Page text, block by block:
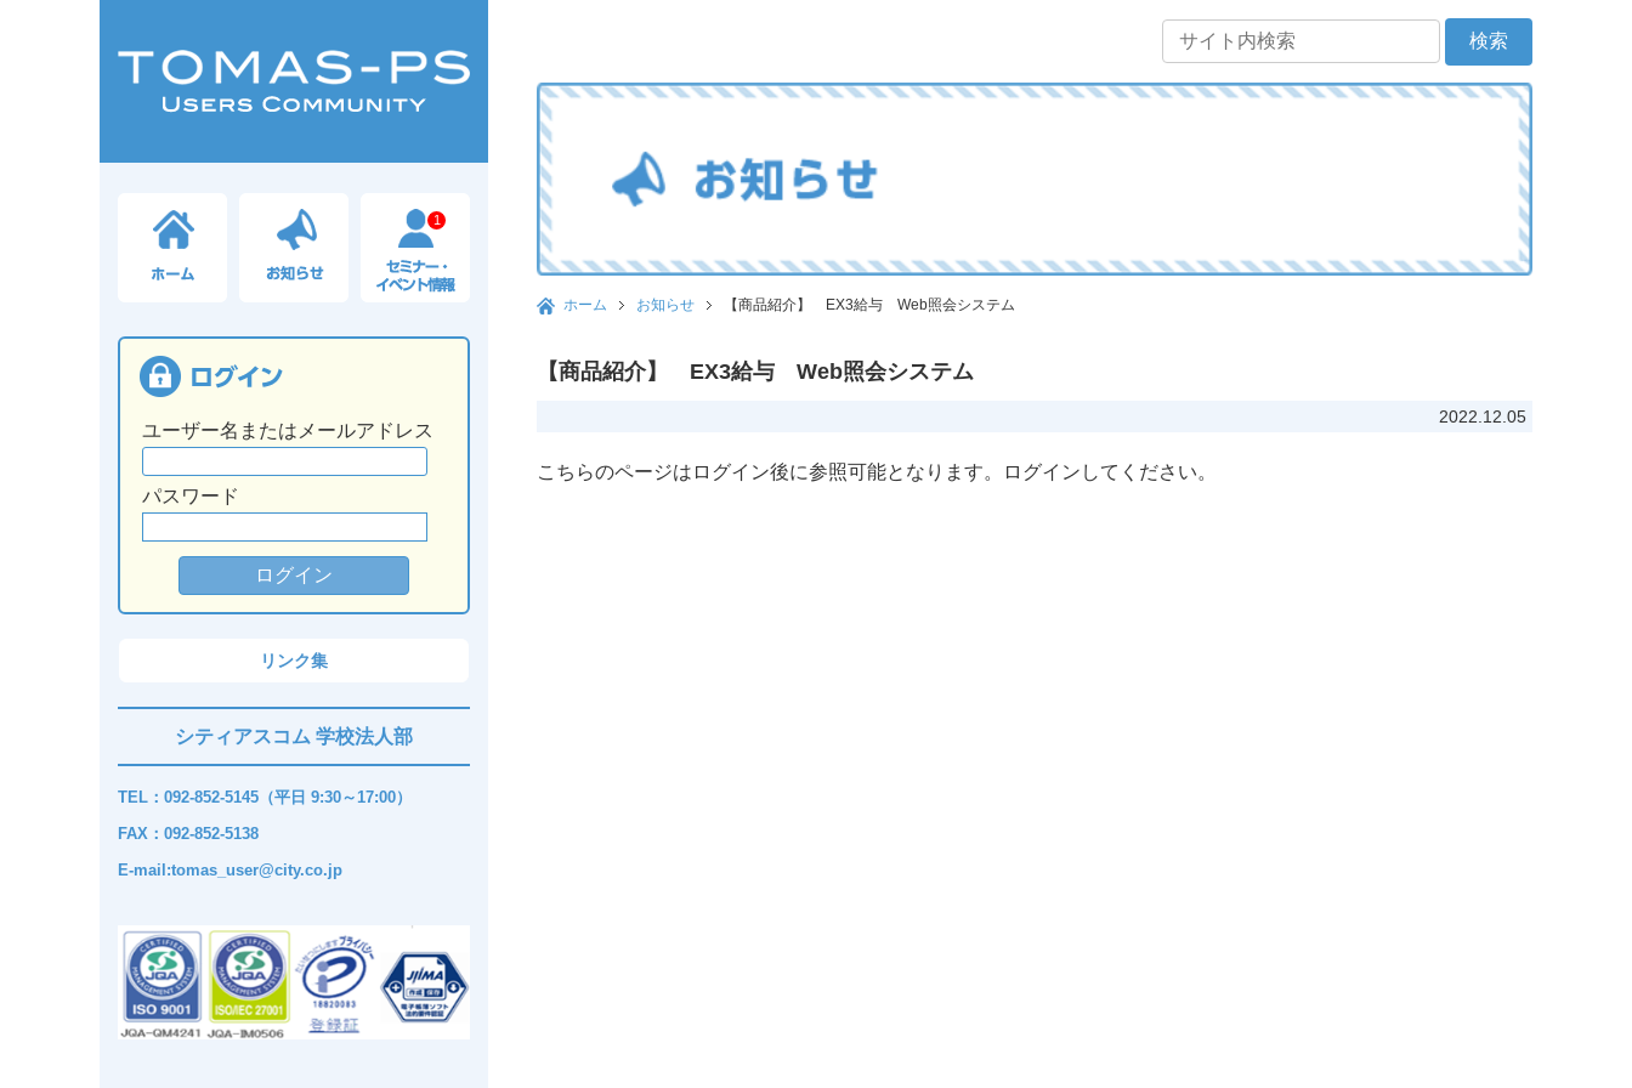
1
ユーザー名またはメールアドレス
パスワード
リンク集
シティアスコム 学校法人部
TEL：092-852-5145（平日 9:30～17:00）
FAX：092-852-5138
E-mail:tomas_user@city.co.jp
ホーム お知らせ 【商品紹介】 EX3給与 Web照会システム
【商品紹介】 EX3給与 Web照会システム
2022.12.05
こちらのページはログイン後に参照可能となります。ログインしてください。